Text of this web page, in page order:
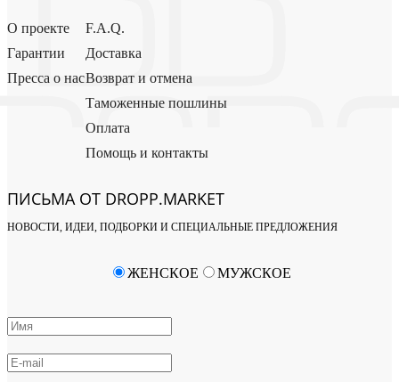
О проекте
Гарантии
Пресса о нас
F.A.Q.
Доставка
Возврат и отмена
Таможенные пошлины
Оплата
Помощь и контакты
ПИСЬМА ОТ DROPP.MARKET
НОВОСТИ, ИДЕИ, ПОДБОРКИ И СПЕЦИАЛЬНЫЕ ПРЕДЛОЖЕНИЯ
ЖЕНСКОЕ МУЖСКОЕ